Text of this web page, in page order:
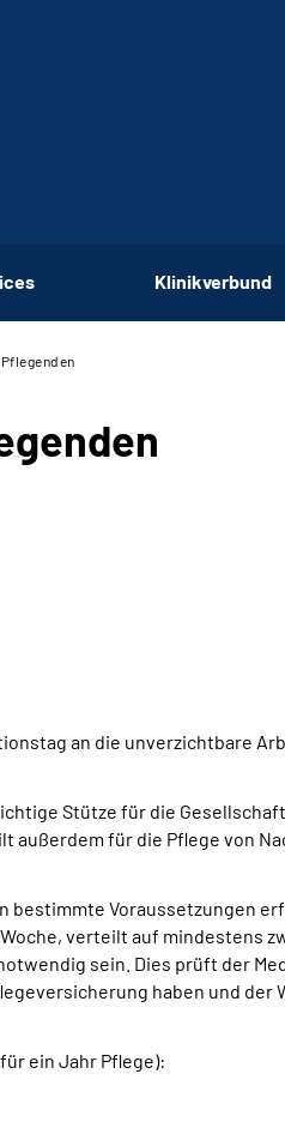
Klinikverbund
an die unverzichtbare
Stütze für die
für die Pflege von
Voraussetzungen
verteilt auf mindestens
sein. Dies prüft der
haben und
ein Jahr Pflege):